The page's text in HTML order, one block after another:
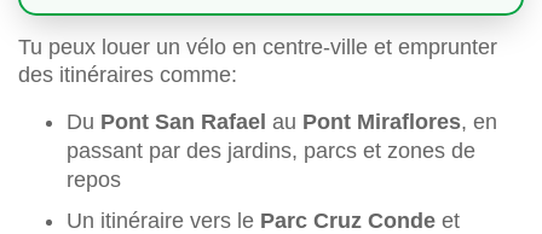
Tu peux louer un vélo en centre-ville et emprunter
des itinéraires comme:
Du Pont San Rafael au Pont Miraflores, en
passant par des jardins, parcs et zones de
repos
Un itinéraire vers le Parc Cruz Conde et